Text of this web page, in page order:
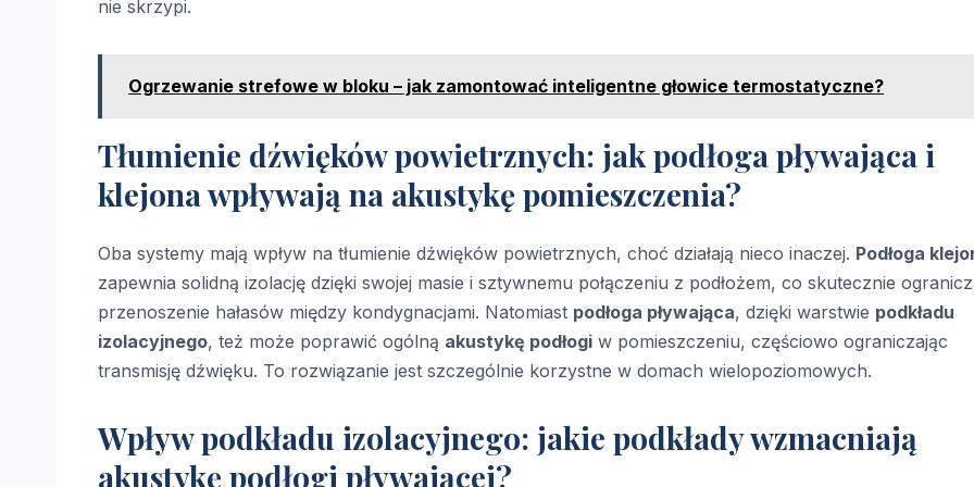
nie skrzypi.
Ogrzewanie strefowe w bloku – jak zamontować inteligentne głowice termostatyczne?
Tłumienie dźwięków powietrznych: jak podłoga pływająca i
klejona wpływają na akustykę pomieszczenia?
Oba systemy mają wpływ na tłumienie dźwięków powietrznych, choć działają nieco inaczej. Podłoga
zapewnia solidną izolację dzięki swojej masie i sztywnemu połączeniu z podłożem, co skutecznie
przenoszenie hałasów między kondygnacjami. Natomiast podłoga pływająca, dzięki warstwie podkładu
izolacyjnego, też może poprawić ogólną akustykę podłogi w pomieszczeniu, częściowo ograniczając
transmisję dźwięku. To rozwiązanie jest szczególnie korzystne w domach wielopoziomowych.
Wpływ podkładu izolacyjnego: jakie podkłady wzmacniają
akustykę podłogi pływającej?